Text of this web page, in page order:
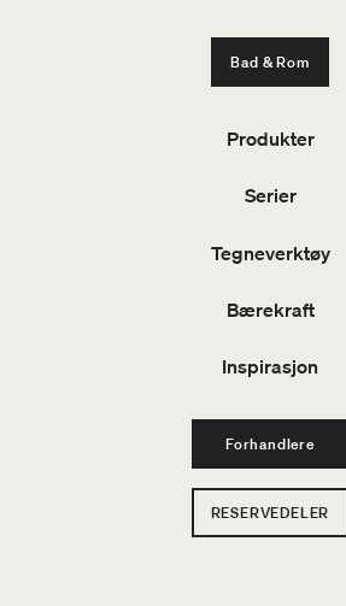
Bad & Rom
Produkter
Serier
Tegneverktøy
Bærekraft
Inspirasjon
Forhandlere
RESERVEDELER